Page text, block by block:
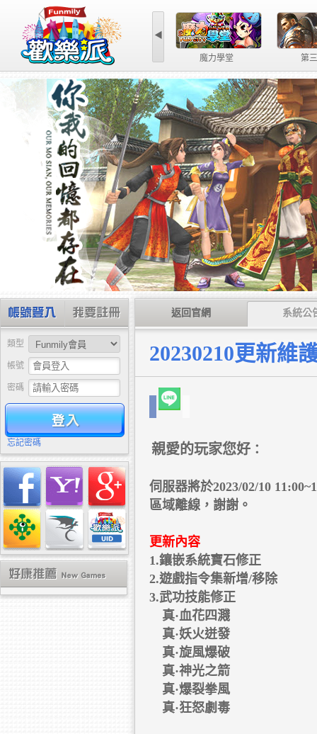
◀
魔力學堂 第
類型
帳號
密碼
驗證
忘記密碼
返回官網 系統公
20230210更新維
親愛的玩家您好 ：
伺服器將於2023/02/10
區域離線，謝謝。
更新內容
1.鑲嵌系統寶石修正
2.遊戲指令集新增/移除
3.武功技能修正
真·血花四濺
真·妖火迸發
真·旋風爆破
真·神光之箭
真·爆裂拳風
真·狂怒劇毒